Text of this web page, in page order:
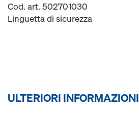
Cod. art. 502701030
Linguetta di sicurezza
ULTERIORI INFORMAZIONI